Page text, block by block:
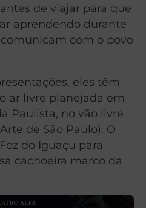
de viajar para que
aprendendo durante
com o povo
eles têm
ar livre planejada em
Paulista, no vão livre
de São Paulo). O
do Iguaçu para
cachoeira marco da